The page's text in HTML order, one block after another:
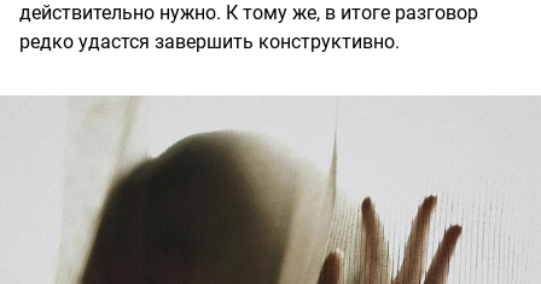
действительно нужно. К тому же, в итоге разговор
редко удастся завершить конструктивно.